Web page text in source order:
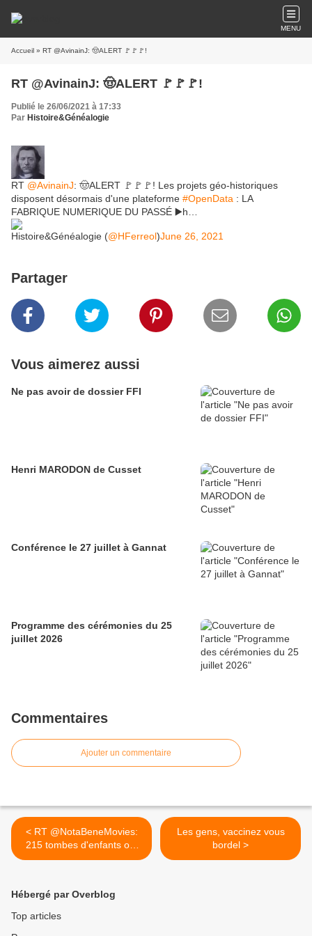
MENU
Accueil » RT @AvinainJ: 🤠ALERT 🚩🚩🚩!
RT @AvinainJ: 🤠ALERT 🚩🚩🚩!
Publié le 26/06/2021 à 17:33
Par Histoire&Généalogie
RT @AvinainJ: 🤠ALERT 🚩🚩🚩! Les projets géo-historiques
disposent désormais d'une plateforme #OpenData : LA
FABRIQUE NUMERIQUE DU PASSÉ ▶️h…
Histoire&Généalogie (@HFerreol)June 26, 2021
Partager
Vous aimerez aussi
Ne pas avoir de dossier FFI
Henri MARODON de Cusset
Conférence le 27 juillet à Gannat
Programme des cérémonies du 25
juillet 2026
Commentaires
Ajouter un commentaire
< RT @NotaBeneMovies:
215 tombes d'enfants ont
été...
Les gens, vaccinez vous
bordel >
Hébergé par Overblog
Top articles